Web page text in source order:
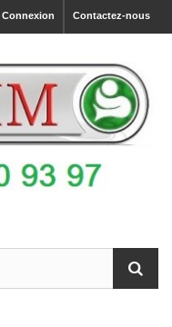
Contactez-nous
Connexion